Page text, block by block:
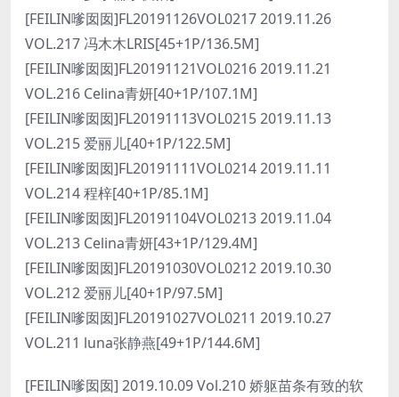
[FEILIN嗲囡囡]FL20191126VOL0217 2019.11.26
VOL.217 冯木木LRIS[45+1P/136.5M]
[FEILIN嗲囡囡]FL20191121VOL0216 2019.11.21
VOL.216 Celina青妍[40+1P/107.1M]
[FEILIN嗲囡囡]FL20191113VOL0215 2019.11.13
VOL.215 爱丽儿[40+1P/122.5M]
[FEILIN嗲囡囡]FL20191111VOL0214 2019.11.11
VOL.214 程梓[40+1P/85.1M]
[FEILIN嗲囡囡]FL20191104VOL0213 2019.11.04
VOL.213 Celina青妍[43+1P/129.4M]
[FEILIN嗲囡囡]FL20191030VOL0212 2019.10.30
VOL.212 爱丽儿[40+1P/97.5M]
[FEILIN嗲囡囡]FL20191027VOL0211 2019.10.27
VOL.211 luna张静燕[49+1P/144.6M]
[FEILIN嗲囡囡] 2019.10.09 Vol.210 娇躯苗条有致的软